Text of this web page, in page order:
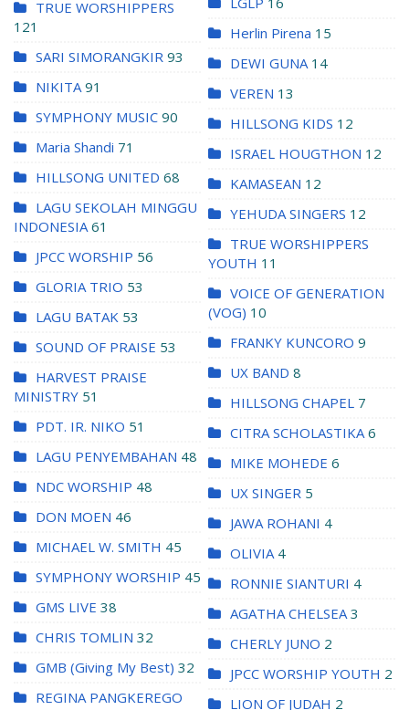
TRUE WORSHIPPERS
121
SARI SIMORANGKIR 93
NIKITA 91
SYMPHONY MUSIC 90
Maria Shandi 71
HILLSONG UNITED 68
LAGU SEKOLAH MINGGU
INDONESIA 61
JPCC WORSHIP 56
GLORIA TRIO 53
LAGU BATAK 53
SOUND OF PRAISE 53
HARVEST PRAISE
MINISTRY 51
PDT. IR. NIKO 51
LAGU PENYEMBAHAN 48
NDC WORSHIP 48
DON MOEN 46
MICHAEL W. SMITH 45
SYMPHONY WORSHIP 45
GMS LIVE 38
CHRIS TOMLIN 32
GMB (Giving My Best) 32
REGINA PANGKEREGO
Herlin Pirena 15
DEWI GUNA 14
VEREN 13
HILLSONG KIDS 12
ISRAEL HOUGTHON 12
KAMASEAN 12
YEHUDA SINGERS 12
TRUE WORSHIPPERS
YOUTH 11
VOICE OF GENERATION
(VOG) 10
FRANKY KUNCORO 9
UX BAND 8
HILLSONG CHAPEL 7
CITRA SCHOLASTIKA 6
MIKE MOHEDE 6
UX SINGER 5
JAWA ROHANI 4
OLIVIA 4
RONNIE SIANTURI 4
AGATHA CHELSEA 3
CHERLY JUNO 2
JPCC WORSHIP YOUTH 2
LION OF JUDAH 2